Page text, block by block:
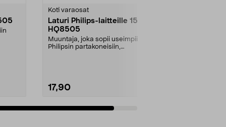
Koti varaosat
Laturi Philips-laitteille 15 V,
HQ8505
Muuntaja, joka sopii useimpiin
Philipsin partakoneisiin,
17,90